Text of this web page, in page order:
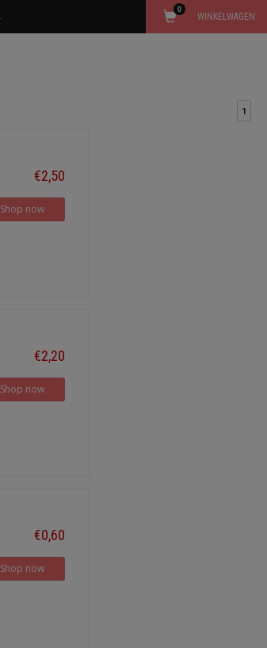
WINKELWAGEN
0
1
€2,50
Shop now
€2,20
Shop now
€0,60
Shop now